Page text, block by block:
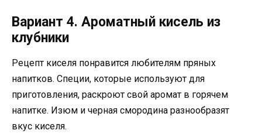
Вариант 4. Ароматный кисель из
клубники
Рецепт киселя понравится любителям пряных
напитков. Специи, которые используют для
приготовления, раскроют свой аромат в горячем
напитке. Изюм и черная смородина разнообразят
вкус киселя.